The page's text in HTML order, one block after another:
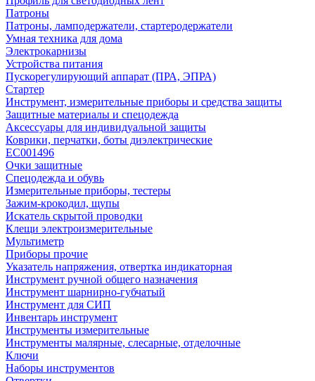
Патроны
Патроны, ламподержатели, стартеродержатели
Умная техника для дома
Электрокарнизы
Устройства питания
Пускорегулирующий аппарат (ПРА, ЭПРА)
Стартер
Инструмент, измерительные приборы и средства защиты
Защитные материалы и спецодежда
Аксессуары для индивидуальной защиты
Коврики, перчатки, боты диэлектрические
EC001496
Очки защитные
Спецодежда и обувь
Измерительные приборы, тестеры
Зажим-крокодил, щупы
Искатель скрытой проводки
Клещи электроизмерительные
Мультиметр
Приборы прочие
Указатель напряжения, отвертка индикаторная
Инструмент ручной общего назначения
Инструмент шарнирно-губчатый
Инструмент для СИП
Инвентарь инструмент
Инструменты измерительные
Инструменты малярные, слесарные, отделочные
Ключи
Наборы инструментов